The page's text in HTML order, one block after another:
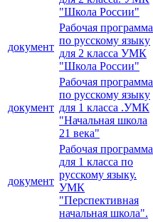
"Школа России"
документ
Рабочая программа
по русскому языку
для 2 класса УМК
"Школа России"
документ
Рабочая программа
по русскому языку
для 1 класса .УМК
"Начальная школа
21 века"
документ
Рабочая программа
для 1 класса по
русскому языку.
УМК
"Перспективная
начальная школа".